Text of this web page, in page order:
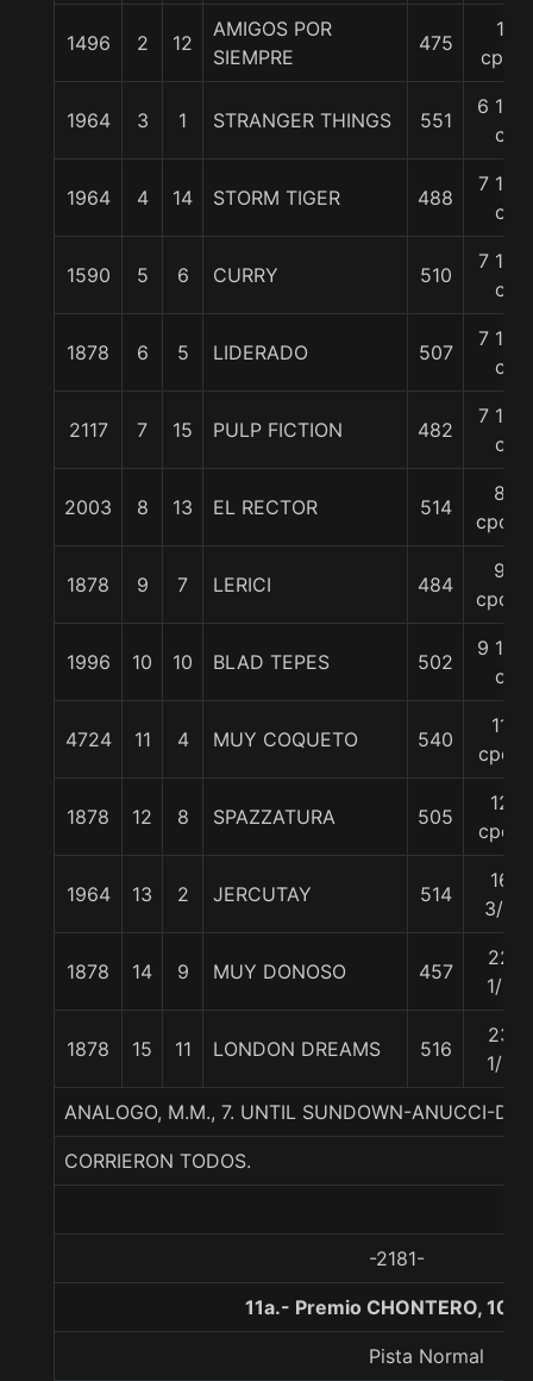
1496 2 12
AMIGOS POR
SIEMPRE
475
1
cpo.
1964 3 1 STRANGER THINGS 551
6 1/4
c
1964 4 14 STORM TIGER 488
7 1/4
c
1590 5 6 CURRY 510
7 1/4
c
1878 6 5 LIDERADO 507
7 1/2
c
2117 7 15 PULP FICTION 482
7 1/2
c
2003 8 13 EL RECTOR 514
8
cpos.
1878 9 7 LERICI 484
9
cpos.
1996 10 10 BLAD TEPES 502
9 1/2
c
4724 11 4 MUY COQUETO 540
11
cpos
1878 12 8 SPAZZATURA 505
12
cpos
1964 13 2 JERCUTAY 514
16
3/4
1878 14 9 MUY DONOSO 457
22
1/4
1878 15 11 LONDON DREAMS 516
23
1/4
ANALOGO, M.M., 7. UNTIL SUNDOWN-ANUCCI-
CORRIERON TODOS.
-2181-
11a.- Premio CHONTERO,
Pista Normal